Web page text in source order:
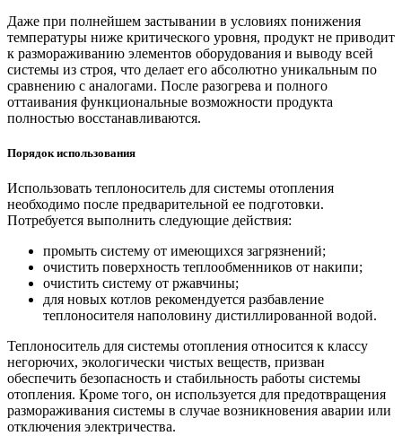
Даже при полнейшем застывании в условиях понижения
температуры ниже критического уровня, продукт не приводит
к размораживанию элементов оборудования и выводу всей
системы из строя, что делает его абсолютно уникальным по
сравнению с аналогами. После разогрева и полного
оттаивания функциональные возможности продукта
полностью восстанавливаются.
Порядок использования
Использовать теплоноситель для системы отопления
необходимо после предварительной ее подготовки.
Потребуется выполнить следующие действия:
промыть систему от имеющихся загрязнений;
очистить поверхность теплообменников от накипи;
очистить систему от ржавчины;
для новых котлов рекомендуется разбавление
теплоносителя наполовину дистиллированной водой.
Теплоноситель для системы отопления относится к классу
негорючих, экологически чистых веществ, призван
обеспечить безопасность и стабильность работы системы
отопления. Кроме того, он используется для предотвращения
размораживания системы в случае возникновения аварии или
отключения электричества.